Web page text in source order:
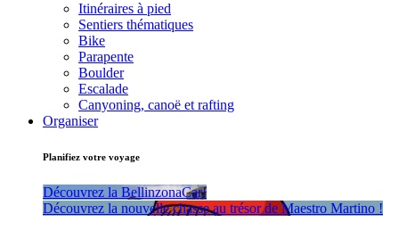
Itinéraires à pied
Sentiers thématiques
Bike
Parapente
Boulder
Escalade
Canyoning, canoë et rafting
Organiser
Planifiez votre voyage
Découvrez la BellinzonaCar!
Découvrez la nouvelle chasse au trésor de Maestro Martino !